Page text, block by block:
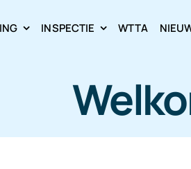
INSPECTIE WTTA